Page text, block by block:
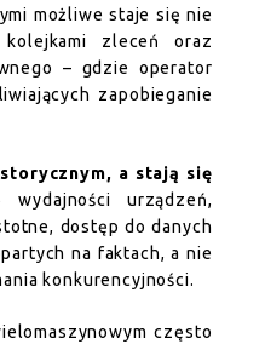
możliwe staje się nie
zleceń oraz
– gdzie operator
zapobieganie
a stają się
urządzeń,
dostęp do danych
na faktach, a nie
konkurencyjności.
często